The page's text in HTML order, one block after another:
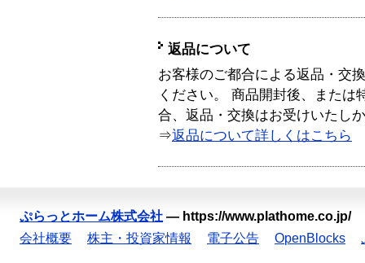
返品について
お客様のご都合による返品・交
ください。 商品開封後、または
合、返品・交換はお受けいたし
⇒返品について詳しくはこちら
ぷらっとホーム株式会社 — https://www.plathome.co.jp/
会社概要
株主・投資家情報 電子公告 OpenBlocks